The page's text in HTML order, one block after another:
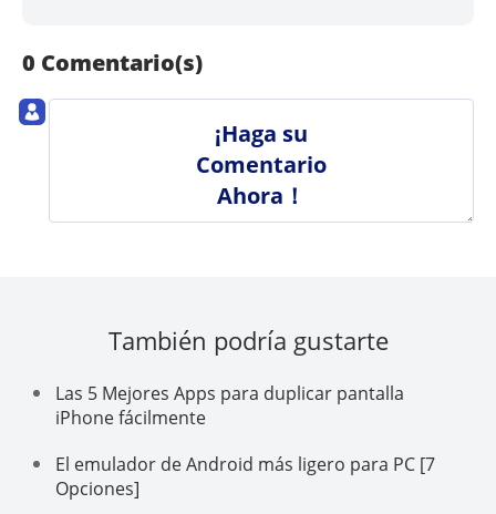
0 Comentario(s)
¡Haga su
Comentario
Ahora！
También podría gustarte
Las 5 Mejores Apps para duplicar pantalla
iPhone fácilmente
El emulador de Android más ligero para PC [7
Opciones]